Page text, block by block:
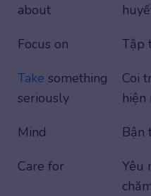
about
Focus on
Tập
Take something
seriously
Coi
hiện
Mind
Bận
Care for
Yêu